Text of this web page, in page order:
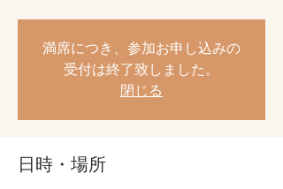
満席につき、参加お申し込みの
受付は終了致しました。
閉じる
日時・場所